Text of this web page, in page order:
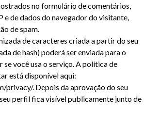
no formulário de comentários,
e de dados do navegador do visitante,
de spam.
de caracteres criada a partir do seu
de hash) poderá ser enviada para o
você usa o serviço. A política de
está disponível aqui:
. Depois da aprovação do seu
perfil fica visível publicamente junto de